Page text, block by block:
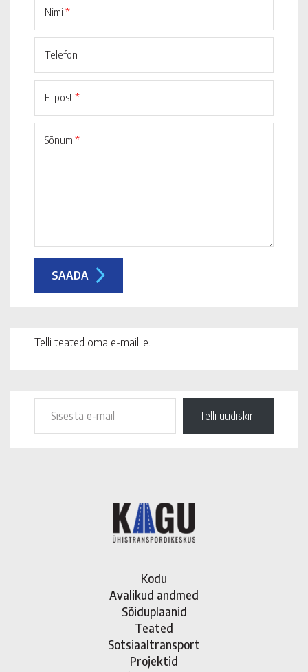
Nimi *
Telefon
E-post*
Sõnum *
Telli teated oma e-mailile.
Telli uudiskiri!
Kodu
Avalikud andmed
Sõiduplaanid
Teated
Sotsiaaltransport
Projektid